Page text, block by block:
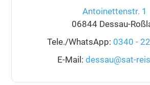
Antoinettenstr. 1
06844 Dessau-
Tele./WhatsApp: 0340 -
E-Mail:dessau@sat-